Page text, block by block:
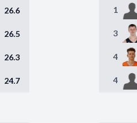
26.6
26.5
26.3
24.7
1
3
4
4